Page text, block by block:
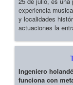
experiencia
y localidades
actuaciones la
Ingeniero
funciona con